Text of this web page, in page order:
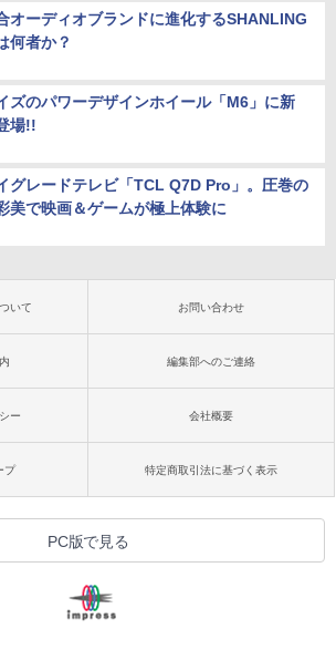
オーディオブランドに進化するSHANLING
何者か？
ズのパワーデザインホイール「M6」に新
場!!
グレードテレビ「TCL Q7D Pro」。圧巻の
美で映画＆ゲームが極上体験に
いて お問い合わせ
編集部へのご連絡
ー 会社概要
プ 特定商取引法に基づく表示
PC版で見る